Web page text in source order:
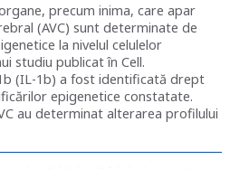
precum inima, care apar
(AVC) sunt determinate de
la nivelul celulelor
studiu publicat în Cell.
(IL-1b) a fost identificată drept
epigenetice constatate.
au determinat alterarea profilului